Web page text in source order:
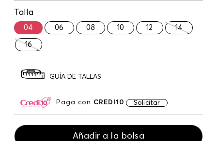
Talla
04 06 08 10 12 14
16
GUÍA DE TALLAS
Paga con CREDI10 Solicitar
Añadir a la bolsa